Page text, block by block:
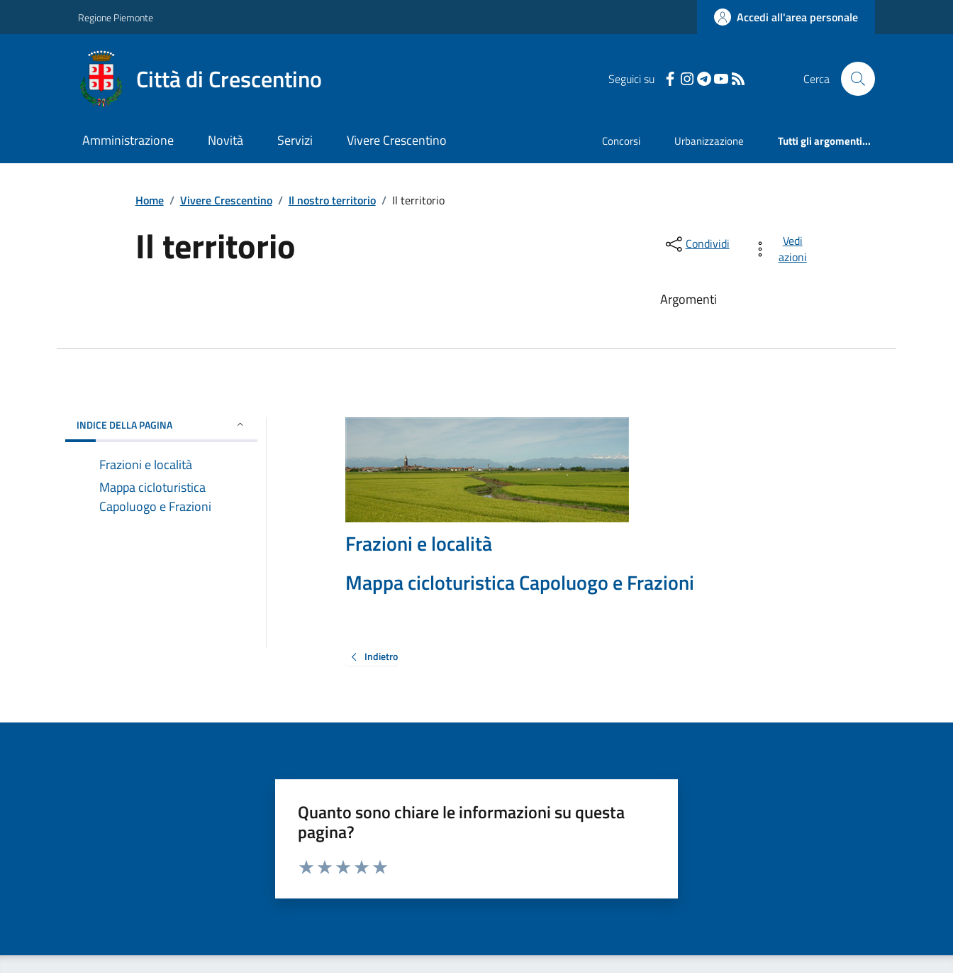
Regione Piemonte Accedi all'area personale
Città di Crescentino Seguici su Cerca
Amministrazione Novità Servizi Vivere Crescentino Concorsi Urbanizzazione Tutti gli argomenti...
Home / Vivere Crescentino / Il nostro territorio / Il territorio
Il territorio Condividi
Vedi
azioni
Argomenti
INDICE DELLA PAGINA
Frazioni e località
Mappa cicloturistica
Capoluogo e Frazioni
Frazioni e località
Mappa cicloturistica Capoluogo e Frazioni
Indietro
Quanto sono chiare le informazioni su questa
pagina?
Valuta da 1 a 5 stelle la pagina